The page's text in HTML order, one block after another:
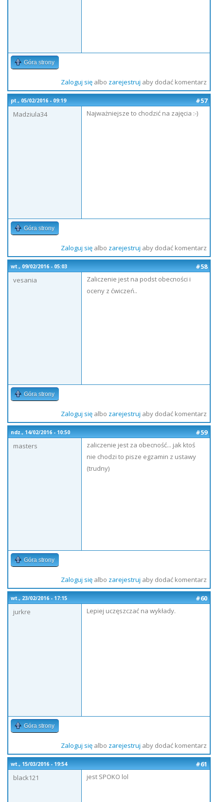
Góra strony
Zaloguj sięalbo zarejestruj aby dodać komentarz
pt., 05/02/2016 - 09:19
#57
Madziula34
Najważniejsze to chodzić na zajęcia :-)
Góra strony
Zaloguj sięalbo zarejestruj aby dodać komentarz
wt., 09/02/2016 - 05:03
#58
vesania
Zaliczenie jest na podst obecności i
oceny z ćwiczeń..
Góra strony
Zaloguj sięalbo zarejestruj aby dodać komentarz
ndz., 14/02/2016 - 10:50
#59
masters
zaliczenie jest za obecność... jak ktoś
nie chodzi to pisze egzamin z ustawy
(trudny)
Góra strony
Zaloguj sięalbo zarejestruj aby dodać komentarz
wt., 23/02/2016 - 17:15
#60
jurkre
Lepiej uczęszczać na wykłady.
Góra strony
Zaloguj sięalbo zarejestruj aby dodać komentarz
wt., 15/03/2016 - 19:54
#61
black121
jest SPOKO lol